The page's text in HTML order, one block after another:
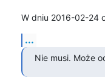
W dniu 2016-02-24
...
Nie musi. Może